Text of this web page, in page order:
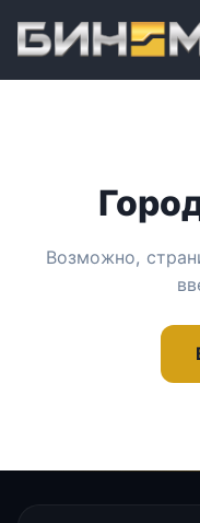
Возможно,